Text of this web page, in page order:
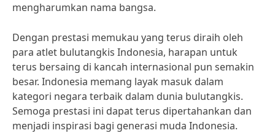
mengharumkan nama bangsa.
Dengan prestasi memukau yang terus diraih oleh
para atlet bulutangkis Indonesia, harapan untuk
terus bersaing di kancah internasional pun semakin
besar. Indonesia memang layak masuk dalam
kategori negara terbaik dalam dunia bulutangkis.
Semoga prestasi ini dapat terus dipertahankan dan
menjadi inspirasi bagi generasi muda Indonesia.